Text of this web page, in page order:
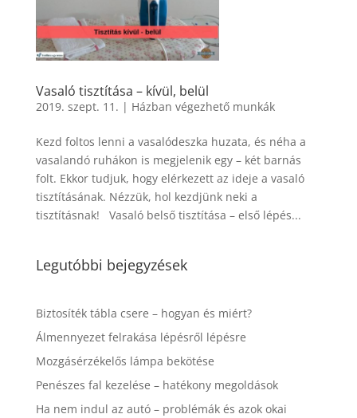
Vasaló tisztítása – kívül, belül
2019. szept. 11. | Házban végezhető munkák
Kezd foltos lenni a vasalódeszka huzata, és néha a
vasalandó ruhákon is megjelenik egy – két barnás
folt. Ekkor tudjuk, hogy elérkezett az ideje a vasaló
tisztításának. Nézzük, hol kezdjünk neki a
tisztításnak! Vasaló belső tisztítása – első lépés...
Legutóbbi bejegyzések
Biztosíték tábla csere – hogyan és miért?
Álmennyezet felrakása lépésről lépésre
Mozgásérzékelős lámpa bekötése
Penészes fal kezelése – hatékony megoldások
Ha nem indul az autó – problémák és azok okai